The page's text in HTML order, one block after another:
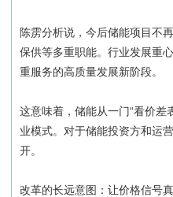
陈雳分析说，今后储能项目不
保供等多重职能。行业发展重
重服务的高质量发展新阶段。
这意味着，储能从一门“看价
业模式。对于储能投资方和运
开。
改革的长远意图：让价格信号